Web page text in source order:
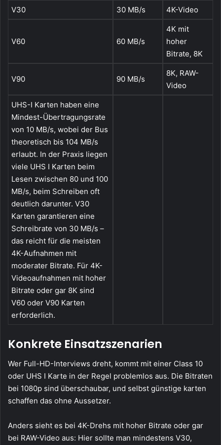
V30 30 MB/s 4K-Video
V60 60 MB/s
4K mit
hoher
Bitrate, 8K
V90 90 MB/s
8K, RAW-
Video
UHS-I Karten haben eine
Mindest-Übertragungsrate
von 10 MB/s, wobei der Bus
theoretisch bis 104 MB/s
erlaubt. In der Praxis liegen
viele UHS I Karten beim
Lesen zwischen 80 und 100
MB/s, beim Schreiben oft
deutlich darunter. V30
Karten garantieren eine
Schreibrate von 30 MB/s –
das reicht für die meisten
4K-Aufnahmen mit
moderater Bitrate. Für 4K-
Videoaufnahmen mit hoher
Bitrate oder gar 8K sind
V60 oder V90 Karten
erforderlich.
Konkrete Einsatzszenarien
Wer Full-HD-Interviews dreht, kommt mit einer Class 10
oder UHS I Karte in der Regel problemlos aus. Die Bitraten
bei 1080p sind überschaubar, und selbst günstige karten
schaffen das ohne Aussetzer.
Anders sieht es bei 4K-Drehs mit hoher Bitrate oder gar
bei RAW-Video aus: Hier sollte man mindestens V30,